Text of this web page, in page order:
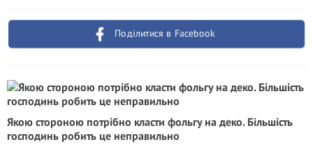
Поділитися в Facebook
Якою стороною потрібно класти фольгу на деко. Більшість
господинь робить це неправильно